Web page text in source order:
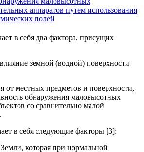
в себя два фактора, присущих
земной (водной) поверхности
местных предметов и поверхности,
обнаружения маловысотных
со сравнительно малой
в себя следующие факторы [3]:
которая при нормальной